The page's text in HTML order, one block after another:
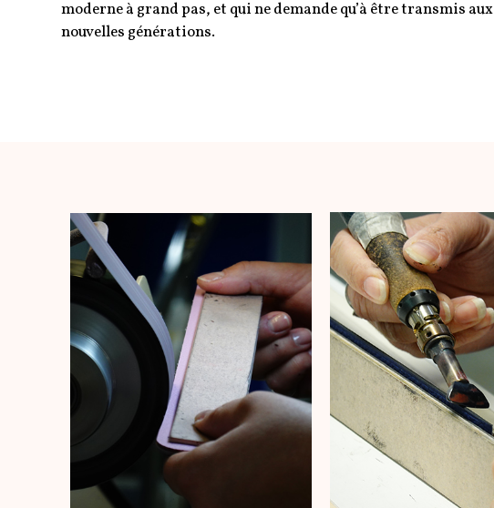
moderne à grand pas, et qui ne demande qu’à être transmis aux
nouvelles générations.